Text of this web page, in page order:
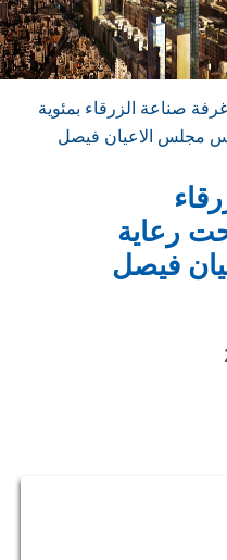
صناعة الزرقاء بمئوية
مجلس الاعيان فيصل
رعاية
فيصل